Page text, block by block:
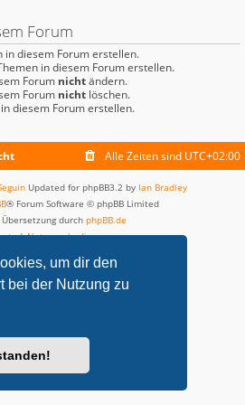
um dir den
bei der Nutzung zu
Forum
in diesem Forum erstellen.
in diesem Forum erstellen.
Forum nichtändern.
Forum nicht löschen.
diesem Forum erstellen.
Alle Zeiten sind UTC+02:00
Updated for phpBB3.2 by Ian Bradley
® Forum Software © phpBB Limited
durch phpBB.de
|Nutzungsbedingungen